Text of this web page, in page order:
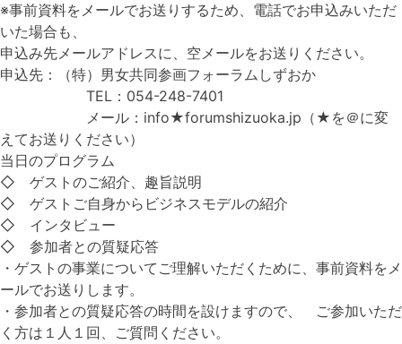
※事前資料をメールでお送りするため、電話でお申込みいただ
いた場合も、
申込み先メールアドレスに、空メールをお送りください。
申込先：（特）男女共同参画フォーラムしずおか
TEL：054-248-7401
メール：info★forumshizuoka.jp（★を＠に変
えてお送りください）
当日のプログラム
◇ ゲストのご紹介、趣旨説明
◇ ゲストご自身からビジネスモデルの紹介
◇ インタビュー
◇ 参加者との質疑応答
・ゲストの事業についてご理解いただくために、事前資料をメ
ールでお送りします。
・参加者との質疑応答の時間を設けますので、 ご参加いただ
く方は１人１回、ご質問ください。